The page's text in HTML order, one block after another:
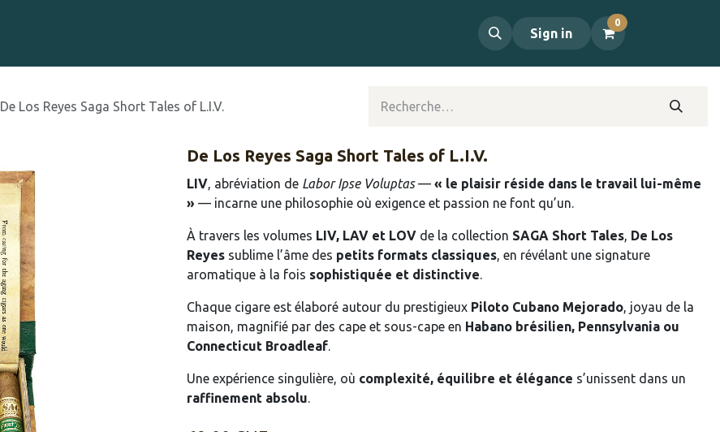
Sign in
0
De Los Reyes Saga Short Tales of L.I.V.
De Los Reyes Saga Short Tales of L.I.V.
LIV, abréviation de Labor Ipse Voluptas— « le plaisir réside dans le travail lui-même
» — incarne une philosophie où exigence et passion ne font qu’un.
À travers les volumes LIV, LAV et LOV de la collection SAGA Short Tales, De Los
Reyes sublime l’âme des petits formats classiques, en révélant une signature
aromatique à la fois sophistiquée et distinctive.
Chaque cigare est élaboré autour du prestigieux Piloto Cubano Mejorado, joyau de la
maison, magnifié par des cape et sous-cape en Habano brésilien, Pennsylvania ou
Connecticut Broadleaf.
Une expérience singulière, où complexité, équilibre et élégance s’unissent dans un
raffinement absolu.